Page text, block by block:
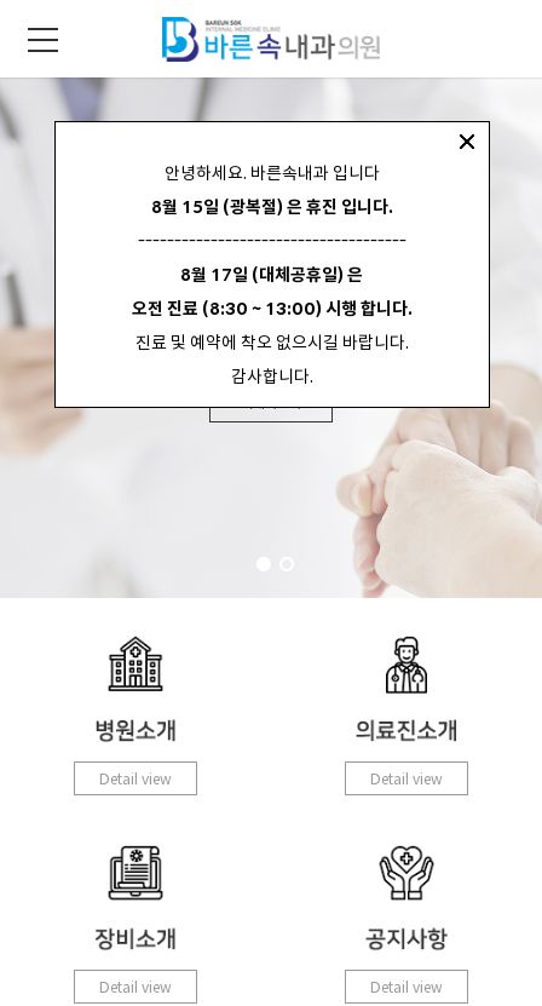
안녕하세요. 바른속내과 입니다
8월 15일 (광복절) 은 휴진 입니다.
-------------------------------------
8월 17일 (대체공휴일) 은
오전 진료 (8:30 ~ 13:00) 시행 합니다.
진료 및 예약에 착오 없으시길 바랍니다.
감사합니다.
바르게 진료하고
바르게 치료합니다.
2만례 이상의 내시경 임상경험을 갖춘 대표원장이 직접 진료하고 치료합니다.
자세히 보기
Detail view Detail view
Detail view Detail view